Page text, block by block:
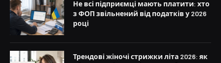
Не всі підприємці мають платити: хто
з ФОП звільнений від податків у 2026
році
Трендові жіночі стрижки літа 2026: як